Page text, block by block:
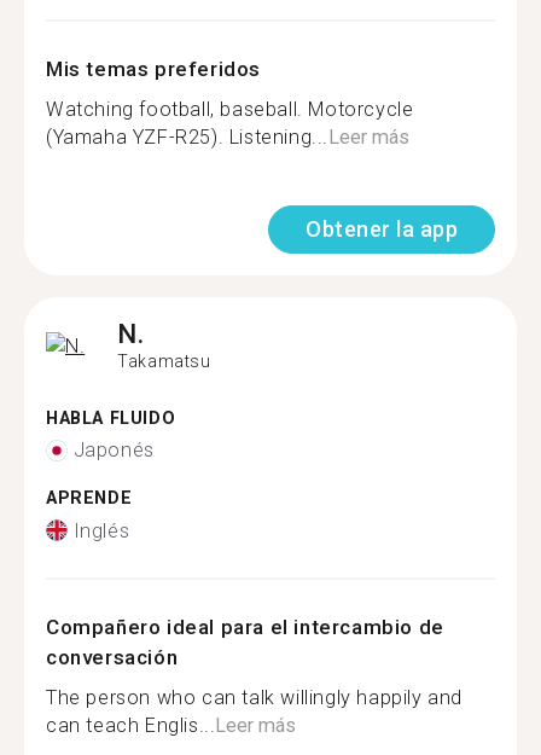
Mis temas preferidos
Watching football, baseball. Motorcycle
(Yamaha YZF-R25). Listening... Leer más
Obtener la app
N.
Takamatsu
HABLA FLUIDO
Japonés
APRENDE
Inglés
Compañero ideal para el intercambio de
conversación
The person who can talk willingly happily and
can teach Englis... Leer más